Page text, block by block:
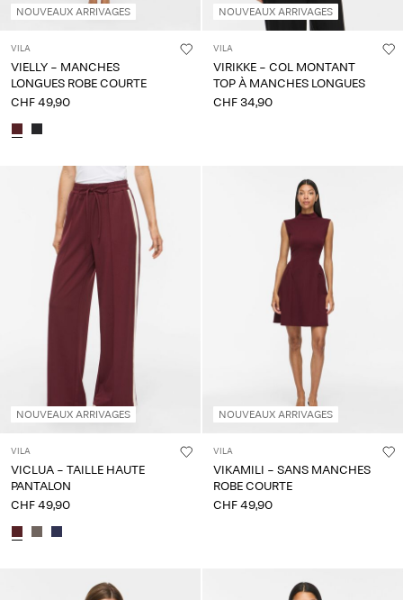
NOUVEAUX ARRIVAGES
VILA
VIELLY - MANCHES
LONGUES ROBE COURTE
CHF 49,90
NOUVEAUX ARRIVAGES
VILA
VIRIKKE - COL MONTANT
TOP À MANCHES LONGUES
CHF 34,90
NOUVEAUX ARRIVAGES
VILA
VICLUA - TAILLE HAUTE
PANTALON
CHF 49,90
NOUVEAUX ARRIVAGES
VILA
VIKAMILI - SANS MANCHES
ROBE COURTE
CHF 49,90